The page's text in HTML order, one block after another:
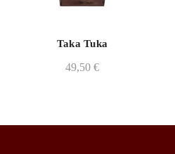
Taka Tuka
49,50 €